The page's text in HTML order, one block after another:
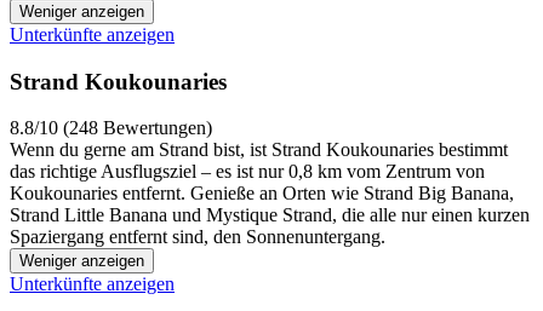
Weniger anzeigen
Unterkünfte anzeigen
Strand Koukounaries
8.8/10 (248 Bewertungen)
Wenn du gerne am Strand bist, ist Strand Koukounaries bestimmt
das richtige Ausflugsziel – es ist nur 0,8 km vom Zentrum von
Koukounaries entfernt. Genieße an Orten wie Strand Big Banana,
Strand Little Banana und Mystique Strand, die alle nur einen kurzen
Spaziergang entfernt sind, den Sonnenuntergang.
Weniger anzeigen
Unterkünfte anzeigen